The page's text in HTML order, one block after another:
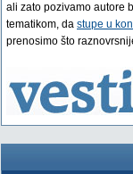
ali zato pozivamo autore
tematikom, da stupe u
prenosimo što